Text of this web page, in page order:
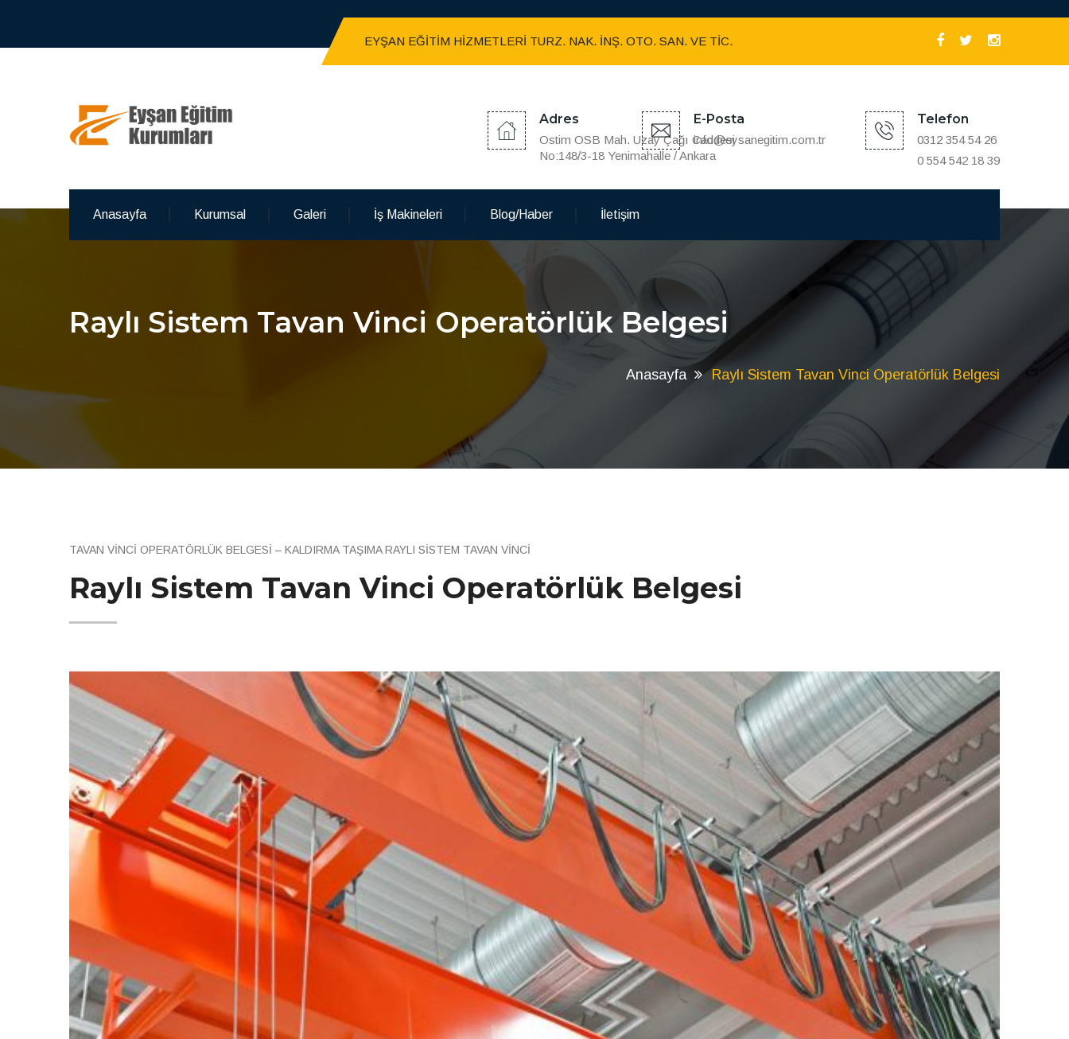
EYŞAN EĞİTİM HİZMETLERİ TURZ. NAK. İNŞ. OTO. SAN. VE TİC. LTD.ŞTİ
Adres
Ostim OSB Mah. Uzay Çağı Caddesi
No:148/3-18 Yenimahalle / Ankara
E-Posta
info@eysanegitim.com.tr
Telefon
0312 354 54 26
0 554 542 18 39
Anasayfa Kurumsal Galeri İş Makineleri Blog/Haber İletişim
Raylı Sistem Tavan Vinci Operatörlük Belgesi
Anasayfa Raylı Sistem Tavan Vinci Operatörlük Belgesi
TAVAN VİNCİ OPERATÖRLÜK BELGESİ – KALDIRMA TAŞIMA RAYLI SİSTEM TAVAN VİNCİ
Raylı Sistem Tavan Vinci Operatörlük Belgesi